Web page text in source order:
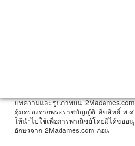
บทความและรูปภาพบน
คุ้มครองจากพระราชบัญญัติ ลิขสิทธิ์ พ.
ให้นำไปใช้เพื่อการพาณิชย์โดยมิได้ขออ
อักษรจาก 2Madames.com ก่อน